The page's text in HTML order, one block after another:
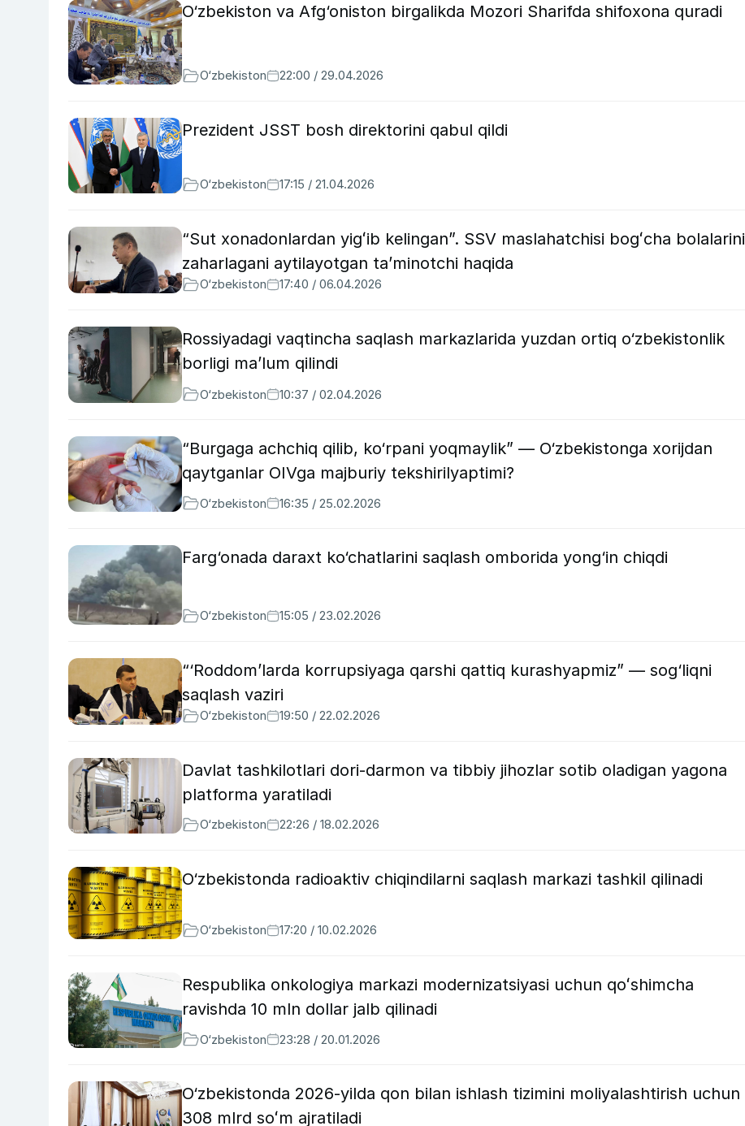
O‘zbekiston va Afg‘oniston birgalikda Mozori Sharifda shifoxona quradi
O‘zbekiston 22:00 / 29.04.2026
Prezident JSST bosh direktorini qabul qildi
O‘zbekiston 17:15 / 21.04.2026
“Sut xonadonlardan yigʻib kelingan”. SSV maslahatchisi bogʻcha bolalarini
zaharlagani aytilayotgan taʼminotchi haqida
O‘zbekiston 17:40 / 06.04.2026
Rossiyadagi vaqtincha saqlash markazlarida yuzdan ortiq o‘zbekistonlik
borligi maʼlum qilindi
O‘zbekiston 10:37 / 02.04.2026
“Burgaga achchiq qilib, ko‘rpani yoqmaylik” — O‘zbekistonga xorijdan
qaytganlar OIVga majburiy tekshirilyaptimi?
O‘zbekiston 16:35 / 25.02.2026
Farg‘onada daraxt ko‘chatlarini saqlash omborida yong‘in chiqdi
O‘zbekiston 15:05 / 23.02.2026
“‘Roddom’larda korrupsiyaga qarshi qattiq kurashyapmiz” — sog‘liqni
saqlash vaziri
O‘zbekiston 19:50 / 22.02.2026
Davlat tashkilotlari dori-darmon va tibbiy jihozlar sotib oladigan yagona
platforma yaratiladi
O‘zbekiston 22:26 / 18.02.2026
O‘zbekistonda radioaktiv chiqindilarni saqlash markazi tashkil qilinadi
O‘zbekiston 17:20 / 10.02.2026
Respublika onkologiya markazi modernizatsiyasi uchun qoʻshimcha
ravishda 10 mln dollar jalb qilinadi
O‘zbekiston 23:28 / 20.01.2026
O‘zbekistonda 2026-yilda qon bilan ishlash tizimini moliyalashtirish uchun
308 mlrd soʻm ajratiladi